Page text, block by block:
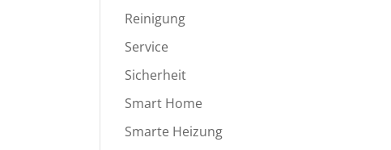
Reinigung
Service
Sicherheit
Smart Home
Smarte Heizung